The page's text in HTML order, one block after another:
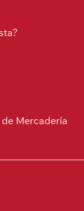
Mercadería